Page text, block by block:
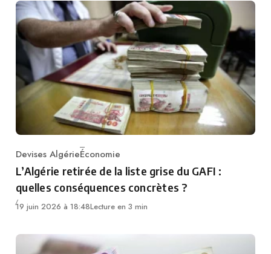
Category
Devises AlgérieÉconomie
L’Algérie retirée de la liste grise du GAFI :
quelles conséquences concrètes ?
19 juin 2026 à 18:48Lecture en 3 min